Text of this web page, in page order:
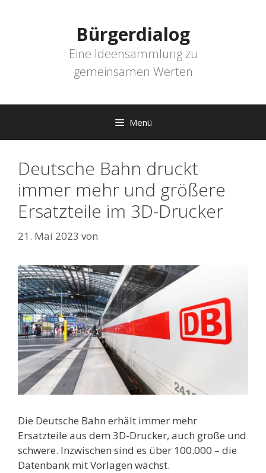
Bürgerdialog
Eine Ideensammlung zu
gemeinsamen Werten
Menü
Deutsche Bahn druckt
immer mehr und größere
Ersatzteile im 3D-Drucker
21. Mai 2023 von
Die Deutsche Bahn erhält immer mehr
Ersatzteile aus dem 3D-Drucker, auch große und
schwere. Inzwischen sind es über 100.000 – die
Datenbank mit Vorlagen wächst.